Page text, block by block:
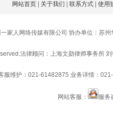
网站首页 关于我们 |联系方式 |使用
家人网络传媒有限公司 协办单位：苏
法律顾问：上海文勋律师事务所
服维护：021-61482875 业务详情：
网站客服： 服务